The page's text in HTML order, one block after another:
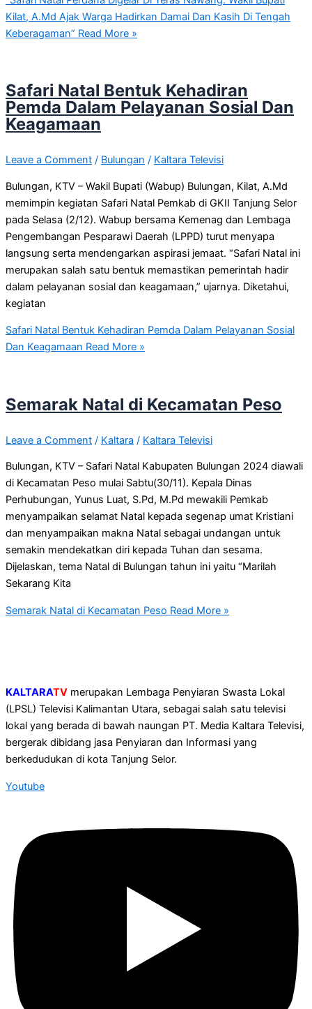
Kilat, A.Md Ajak Warga Hadirkan Damai Dan Kasih Di Tengah
Keberagaman” Read More »
Safari Natal Bentuk Kehadiran
Pemda Dalam Pelayanan Sosial Dan
Keagamaan
Leave a Comment / Bulungan / Kaltara Televisi
Bulungan, KTV – Wakil Bupati (Wabup) Bulungan, Kilat, A.Md
memimpin kegiatan Safari Natal Pemkab di GKII Tanjung Selor
pada Selasa (2/12). Wabup bersama Kemenag dan Lembaga
Pengembangan Pesparawi Daerah (LPPD) turut menyapa
langsung serta mendengarkan aspirasi jemaat. “Safari Natal ini
merupakan salah satu bentuk memastikan pemerintah hadir
dalam pelayanan sosial dan keagamaan,” ujarnya. Diketahui,
kegiatan
Safari Natal Bentuk Kehadiran Pemda Dalam Pelayanan Sosial
Dan Keagamaan Read More »
Semarak Natal di Kecamatan Peso
Leave a Comment / Kaltara / Kaltara Televisi
Bulungan, KTV – Safari Natal Kabupaten Bulungan 2024 diawali
di Kecamatan Peso mulai Sabtu(30/11). Kepala Dinas
Perhubungan, Yunus Luat, S.Pd, M.Pd mewakili Pemkab
menyampaikan selamat Natal kepada segenap umat Kristiani
dan menyampaikan makna Natal sebagai undangan untuk
semakin mendekatkan diri kepada Tuhan dan sesama.
Dijelaskan, tema Natal di Bulungan tahun ini yaitu “Marilah
Sekarang Kita
Semarak Natal di Kecamatan Peso Read More »
KALTARATV merupakan Lembaga Penyiaran Swasta Lokal
(LPSL) Televisi Kalimantan Utara, sebagai salah satu televisi
lokal yang berada di bawah naungan PT. Media Kaltara Televisi,
bergerak dibidang jasa Penyiaran dan Informasi yang
berkedudukan di kota Tanjung Selor.
Youtube